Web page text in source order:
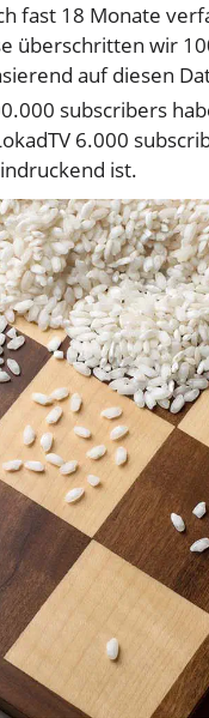
fast 18 Monate
überschritten wir
auf diesen
subscribers
6.000
ist.